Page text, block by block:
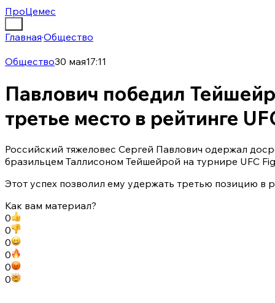
ПроЦемес
Главная·Общество
Общество30 мая17:11
Павлович победил
третье место в рейтинге
Российский тяжеловес Сергей Павлович одержал
бразильцем Таллисоном Тейшейрой на турнире UFC
Этот успех позволил ему удержать третью позицию в
Как вам материал?
0
0
0
0
0
0